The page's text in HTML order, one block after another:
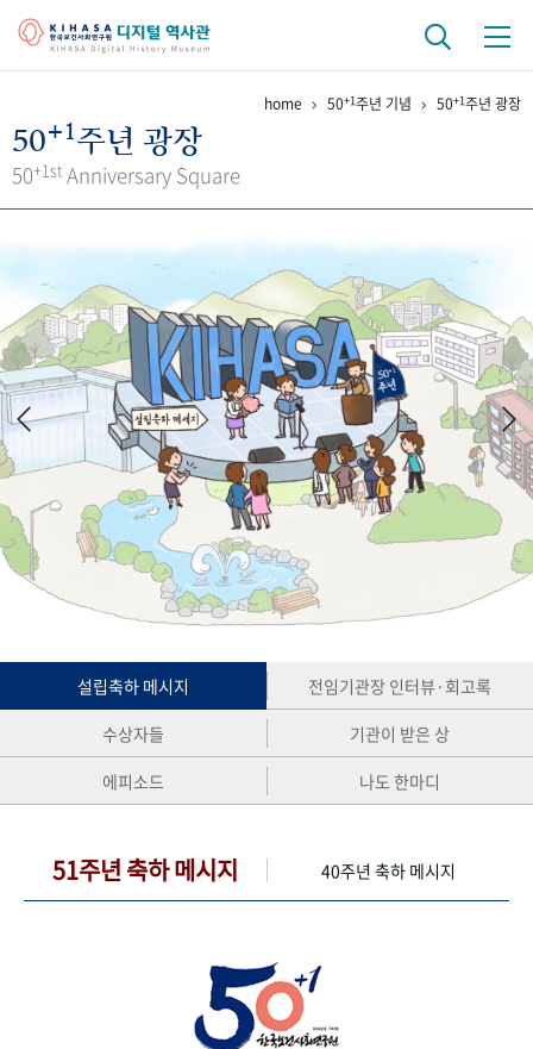
걸어온 길 기관 변천사
키워드로 보는 연구 역사
연구자들
간행물 변천사
기록물 아카이브
사진 아카이브 문서 기록물 행정박물 영상 기록물
50+1 주년 기념
성과 50선 숫자로 보는 50년 50
주년 광장
세계와 함께 한 KIHASA
VR 역사관
home 50+1주년 기념 50+1주년 광장
50+1주년 광장
50+1st Anniversary Square
설립축하 메시지
전임기관장 인터뷰·회고록
수상자들
기관이 받은 상
에피소드
나도 한마디
51주년 축하 메시지 40주년 축하 메시지